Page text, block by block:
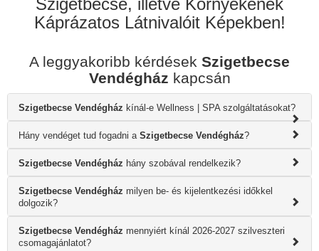
Szigetbecse, illetve Környékének
Káprázatos Látnivalóit Képekben!
A leggyakoribb kérdések Szigetbecse
Vendégház kapcsán
Szigetbecse Vendégház kínál-e Wellness | SPA szolgáltatásokat?
Hány vendéget tud fogadni a Szigetbecse Vendégház?
Szigetbecse Vendégház hány szobával rendelkezik?
Szigetbecse Vendégház milyen be- és kijelentkezési időkkel
dolgozik?
Szigetbecse Vendégház mennyiért kínál 2026-2027 szilveszteri
csomagajánlatot?